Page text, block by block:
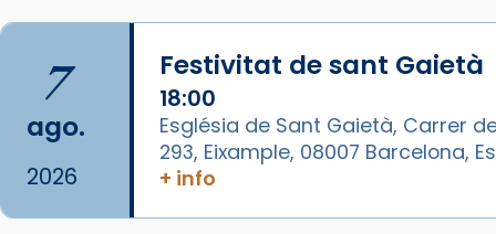
📸 J. Merino
Foto
View on Facebook · Share
Arquebisbat de Barcelonais at
7
ago.
2026
Festivitat de sant Gaietà
18:00
Església de Sant Gaietà, Carrer
293, Eixample, 08007 Barcelona,
+ info